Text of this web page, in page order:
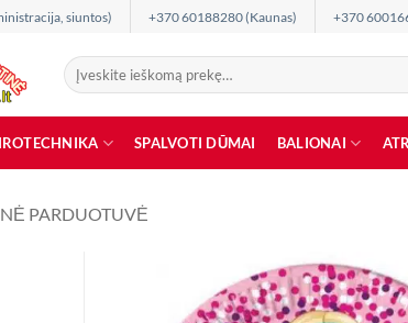
siuntos) +370 60188280 (Kaunas) +370
Ieškoti:
SPALVOTI DŪMAI BALIONAI
PARDUOTUVĖ